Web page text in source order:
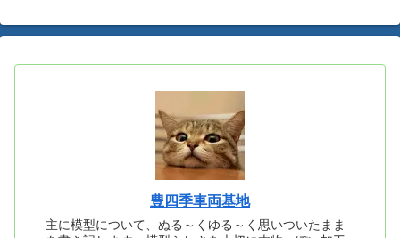
豊四季車両基地
主に模型について、ぬる～くゆる～く思いついたまま